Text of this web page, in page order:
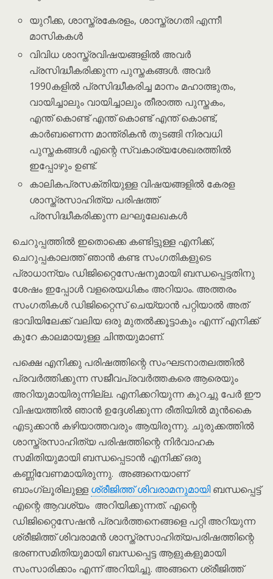
യുറീക്ക, ശാസ്ത്രകേരളം, ശാസ്ത്രഗതി എന്നീ
മാസികകൾ
വിവിധ ശാസ്ത്രവിഷയങ്ങളിൽ അവർ
പ്രസിദ്ധീകരിക്കുന്ന പുസ്തകങ്ങൾ. അവർ
1990കളിൽ പ്രസിദ്ധീകരിച്ച മാനം മഹാത്ഭുതം,
വായിച്ചാലും വായിച്ചാലും തീരാത്ത പുസ്തകം,
എന്ത് കൊണ്ട് എന്ത് കൊണ്ട് എന്ത് കൊണ്ട്,
കാർബണെന്ന മാന്ത്രികൻ തുടങ്ങി നിരവധി
പുസ്തകങ്ങൾ എന്റെ സ്വകാര്യശേഖരത്തിൽ
ഇപ്പോഴും ഉണ്ട്.
കാലികപ്രസക്തിയുള്ള വിഷയങ്ങളിൽ കേരള
ശാസ്ത്രസാഹിത്യ പരിഷത്ത്
പ്രസിദ്ധീകരിക്കുന്ന ലഘുലേഖകൾ
ചെറുപ്പത്തിൽ ഇതൊക്കെ കണ്ടിട്ടുള്ള എനിക്ക്,
ചെറുപ്പകാലത്ത് ഞാൻ കണ്ട സംഗതികളുടെ
പ്രാധാന്യം ഡിജിറ്റൈസേഷനുമായി ബന്ധപ്പെട്ടതിനു
ശേഷം ഇപ്പോൾ വളരെയധികം അറിയാം. അത്തരം
സംഗതികൾ ഡിജിറ്റൈസ് ചെയ്യാൻ പറ്റിയാൽ അത്
ഭാവിയിലേക്ക് വലിയ ഒരു മുതൽക്കൂട്ടാകും എന്ന് എനിക്ക്
കുറേ കാലമായുള്ള ചിന്തയുമാണ്.
പക്ഷെ എനിക്കു പരിഷത്തിന്റെ സംഘടനാതലത്തിൽ
പ്രവർത്തിക്കുന്ന സജീവപ്രവർത്തകരെ ആരെയും
അറിയുമായിരുന്നില്ല. എനിക്കറിയുന്ന കുറച്ചു പേർ ഈ
വിഷയത്തിൽ ഞാൻ ഉദ്ദേശിക്കുന്ന രീതിയിൽ മുൻകൈ
എടുക്കാൻ കഴിയാത്തവരും ആയിരുന്നു. ചുരുക്കത്തിൽ
ശാസ്ത്രസാഹിത്യ പരിഷത്തിന്റെ നിർവാഹക
സമിതിയുമായി ബന്ധപ്പെടാൻ എനിക്ക് ഒരു
കണ്ണിവേണമായിരുന്നു. അങ്ങനെയാണ്
ബാംഗ്ലൂരിലുള്ള ശ്രീജിത്ത് ശിവരാമനുമായിബന്ധപ്പെട്ട്
എന്റെ ആവശ്യം അറിയിക്കുന്നത്. എന്റെ
ഡിജിറ്റൈസേഷൻ പ്രവർത്തനെങ്ങളെ പറ്റി അറിയുന്ന
ശ്രീജിത്ത് ശിവരാമൻ ശാസ്ത്രസാഹിത്യപരിഷത്തിന്റെ
ഭരണസമിതിയുമായി ബന്ധപ്പെട്ട ആളുകളുമായി
സംസാരിക്കാം എന്ന് അറിയിച്ചു. അങ്ങനെ ശ്രീജിത്ത്